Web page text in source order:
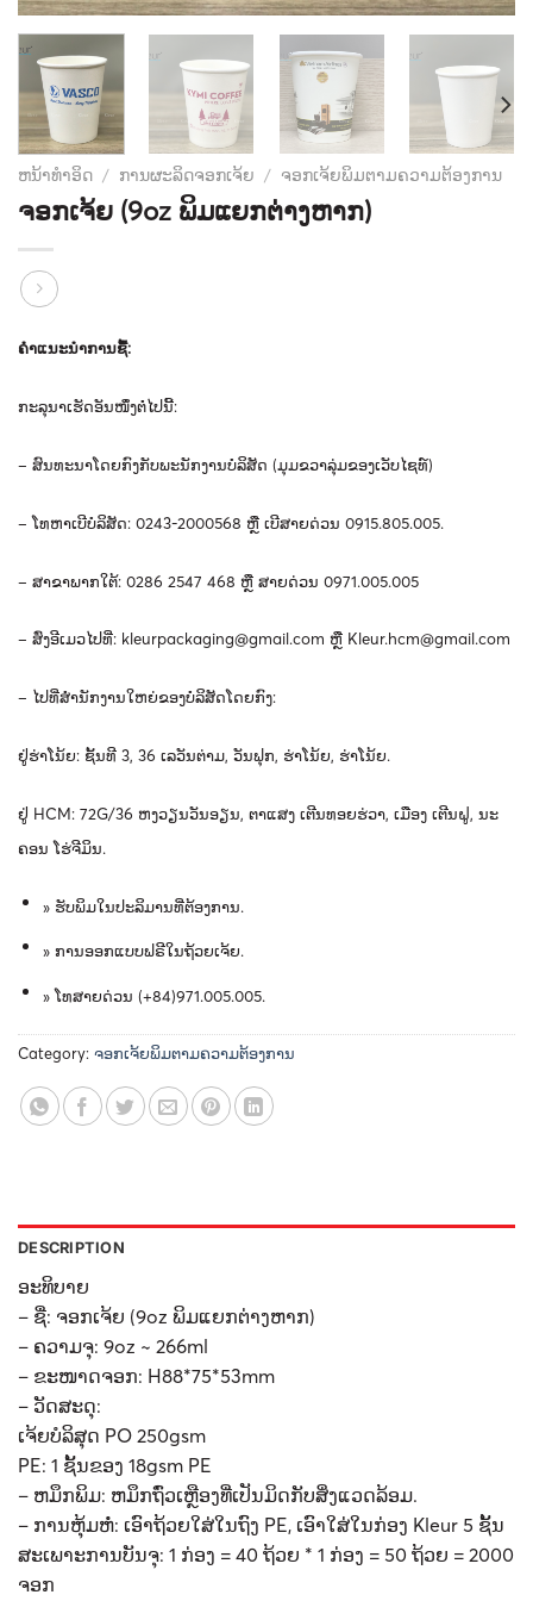
ຫນ້າທໍາອິດ / ການຜະລິດຈອກເຈ້ຍ / ຈອກເຈ້ຍພິມຕາມຄວາມຕ້ອງການ
ຈອກເຈ້ຍ (9oz ພິມແຍກຕ່າງຫາກ)
ຄໍາແນະນໍາການຊື້:
ກະລຸນາເຮັດອັນໜຶ່ງຕໍ່ໄປນີ້:
– ສົນທະນາໂດຍກົງກັບພະນັກງານບໍລິສັດ (ມຸມຂວາລຸ່ມຂອງເວັບໄຊທ​)
–ໂທຫາເບີບໍລິສັດ: 0243-2000568 ຫຼື ເບີສາຍດ່ວນ 0915.805.005.
– ສາຂາພາກໃຕ້: 0286 2547 468 ຫຼື ສາຍດ່ວນ 0971.005.005
– ສົ່ງອີເມວໄປທີ່: kleurpackaging@gmail.com ຫຼື Kleur.hcm@gmail.com
– ໄປທີ່ສໍານັກງານໃຫຍ່ຂອງບໍລິສັດໂດຍກົງ​:
ຢູ່ຮ່າໂນ້ຍ: ຊັ້ນທີ 3, 36 ​ ເລວັນຕ່າມ, ​ ວັນຟຸກ, ຮ່າໂນ້ຍ, ຮ່າໂນ້ຍ.
ຢູ່ HCM: 72G/36 ຫງວຽນວັນອຽນ, ຕາແສງ ເຕີນທອຍຮ່ວາ, ເມືອງ ເຕີນຝູ, ນະ
ຄອນ ໂຮ່ຈີມິນ.
» ຮັບພິມໃນປະລິມານທີ່ຕ້ອງການ.
» ການອອກແບບຟຣີໃນຖ້ວຍເຈ້ຍ.
»ໂທສາຍດ່ວນ (+84)971.005.005.
Category: ຈອກເຈ້ຍພິມຕາມຄວາມຕ້ອງການ
DESCRIPTION
ອະທິບາຍ
– ຊື່: ຈອກເຈ້ຍ (9oz ພິມແຍກຕ່າງຫາກ)
– ຄວາມຈຸ: 9oz ~ 266ml
– ຂະໜາດຈອກ: H88*75*53mm
– ວັດສະດຸ:
ເຈ້ຍບໍລິສຸດ PO 250gsm
PE: 1 ຊັ້ນຂອງ 18gsm PE
– ຫມຶກພິມ: ຫມຶກຖົ່ວເຫຼືອງທີ່ເປັນມິດກັບສິ່ງແວດລ້ອມ.
– ການຫຸ້ມຫໍ່: ເອົາຖ້ວຍໃສ່ໃນຖົງ PE, ເອົາໃສ່ໃນກ່ອງ Kleur 5 ຊັ້ນ
ສະເພາະການບັນຈຸ: 1 ກ່ອງ = 40 ຖ້ວຍ * 1 ກ່ອງ = 50 ຖ້ວຍ = 2000
ຈອກ